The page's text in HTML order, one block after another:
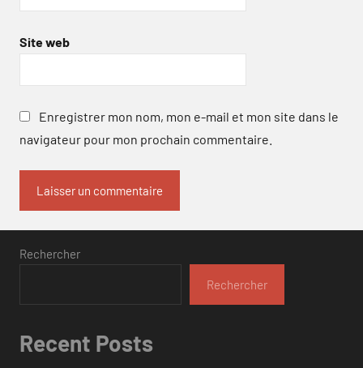
Site web
Enregistrer mon nom, mon e-mail et mon site dans le
navigateur pour mon prochain commentaire.
Rechercher
Rechercher
Recent Posts